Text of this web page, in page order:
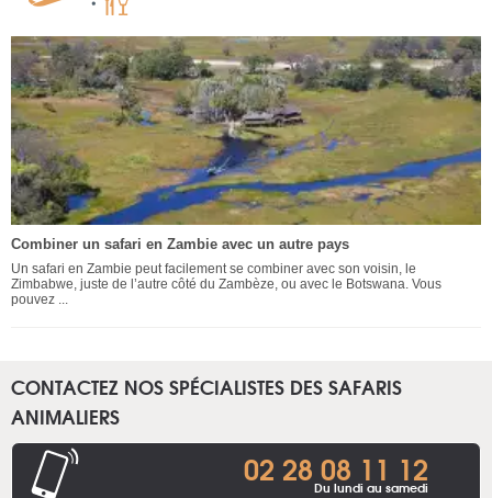
Combiner un safari en Zambie avec un autre pays
Un safari en Zambie peut facilement se combiner avec son voisin, le
Zimbabwe, juste de l’autre côté du Zambèze, ou avec le Botswana. Vous
pouvez ...
CONTACTEZ NOS SPÉCIALISTES DES SAFARIS
ANIMALIERS
02 28 08 11 12
Du lundi au samedi